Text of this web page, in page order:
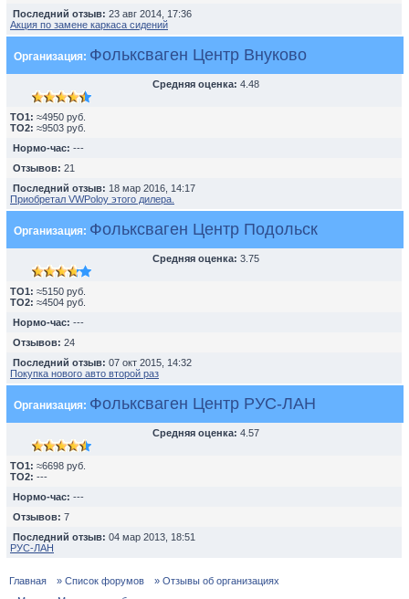
Последний отзыв: 23 авг 2014, 17:36
Акция по замене каркаса сидений
Организация: Фольксваген Центр Внуково
Средняя оценка: 4.48
TO1: ≈4950 руб.
TO2: ≈9503 руб.
Нормо-час: ---
Отзывов: 21
Последний отзыв: 18 мар 2016, 14:17
Приобретал VWPoloу этого дилера.
Организация: Фольксваген Центр Подольск
Средняя оценка: 3.75
TO1: ≈5150 руб.
TO2: ≈4504 руб.
Нормо-час: ---
Отзывов: 24
Последний отзыв: 07 окт 2015, 14:32
Покупка нового авто второй раз
Организация: Фольксваген Центр РУС-ЛАН
Средняя оценка: 4.57
TO1: ≈6698 руб.
TO2: ---
Нормо-час: ---
Отзывов: 7
Последний отзыв: 04 мар 2013, 18:51
РУС-ЛАН
Главная » Список форумов
» Отзывы об организациях